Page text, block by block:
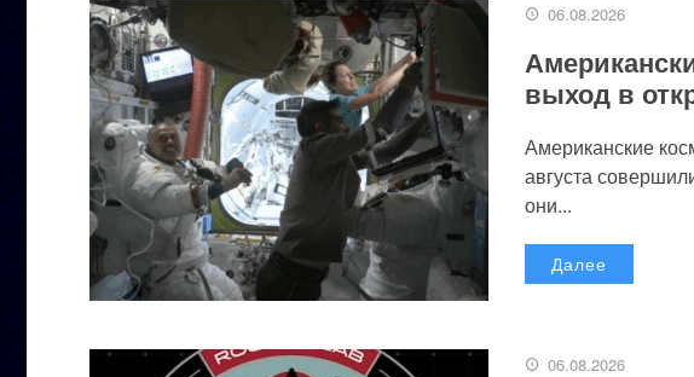
06.08.2026
выход в
Американские
августа
они...
Далее
06.08.2026